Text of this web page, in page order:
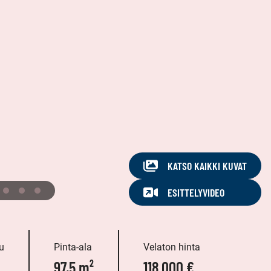
KATSO KAIKKI KUVAT
ESITTELYVIDEO
Pinta-ala
97,5 m²
Velaton hinta
118 000 €